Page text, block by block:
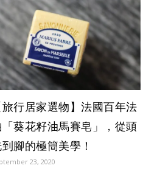
旅行居家選物】法國百年法
葵花籽油馬賽皂」，從頭
腳的極簡美學！
23, 2020